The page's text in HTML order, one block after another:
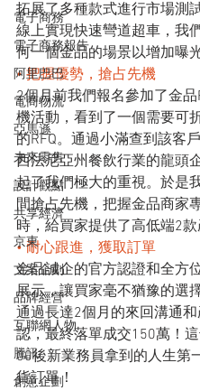
電子商務
電子商務報告
阿里巴巴
電商物流
亞馬遜
未來零售
設計觀點
共享經濟
京東
文案企劃
品牌經營
互聯網人物
騰訊
創意企劃
拓展了多種款式進行市場測
線上實現快速彎道超車，我
何一個金品的場景以增加曝
• 把握優勢，搶占先機
2個月前我們報名參加了金品
機活動，看到了一個需要可
的RFQ。通過小滿查到該客
西法尼亞州餐飲行業的龍頭
起了我們極大的重視。於是
間搶占先機，把握金品商家
時，給買家提供了高低端2款
• 耐心跟進，獲取訂單
金品誠企的官方認證和全方
展示，讓買家毫不猶豫的選
通過長達2個月的來回溝通
認，最終落單成交150萬！
00後新業務員拿到的人生第
貨訂單！